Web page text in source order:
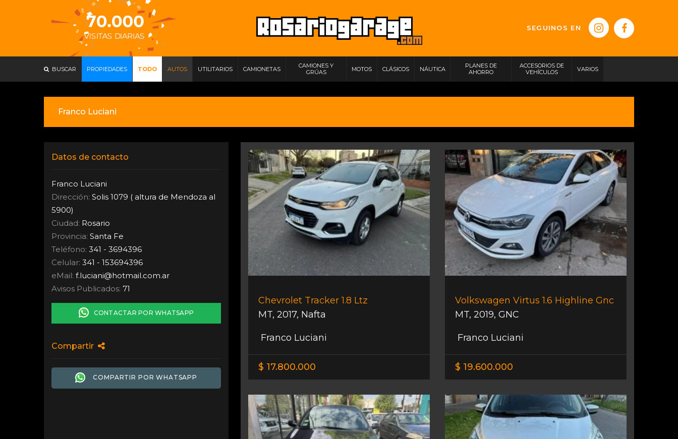
SEGUINOS EN
BUSCAR PROPIEDADES TODO AUTOS UTILITARIOS CAMIONETAS
CAMIONES Y
GRÚAS
MOTOS CLÁSICOS NÁUTICA
PLANES DE
AHORRO
ACCESORIOS DE
VEHÍCULOS
VARIOS
Franco Luciani
Datos de contacto
Franco Luciani
Dirección: Solis 1079 ( altura de Mendoza al
5900)
Ciudad: Rosario
Provincia: Santa Fe
Teléfono: 341 - 3694396
Celular: 341 - 153694396
eMail: f.luciani@hotmail.com.ar
Avisos Publicados: 71
CONTACTAR POR WHATSAPP
Compartir
COMPARTIR POR WHATSAPP
Chevrolet Tracker 1.8 Ltz
MT, 2017, Nafta
Franco Luciani
$ 17.800.000
Volkswagen Virtus 1.6 Highline Gnc
MT, 2019, GNC
Franco Luciani
$ 19.600.000